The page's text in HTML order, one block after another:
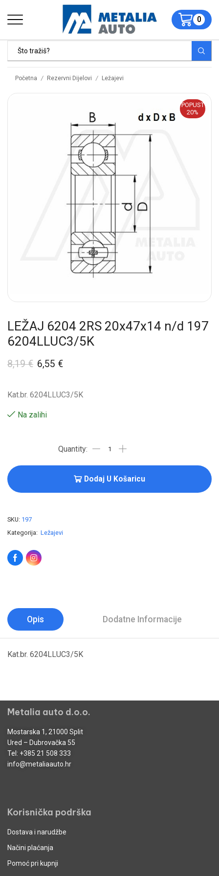
0
Početna / Rezervni Dijelovi / Ležajevi
POPUST
20%
LEŽAJ 6204 2RS 20x47x14 n/d 197
6204LLUC3/5K
8,19€ 6,55 €
Kat.br. 6204LLUC3/5K
Na zalihi
Dodaj U Košaricu
SKU: 197
Kategorija: Ležajevi
Opis Dodatne Informacije
Kat.br. 6204LLUC3/5K
Metalia auto d.o.o.
Mostarska 1, 21000 Split
Ured – Dubrovačka 55
Tel: +385 21 508 333
info@metaliaauto.hr
Korisnička podrška
Dostava i narudžbe
Načini plaćanja
Pomoć pri kupnji